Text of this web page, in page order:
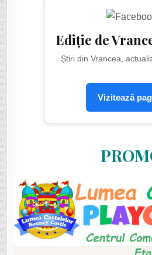
Ediție de
Știri din Vrancea,
Vizitează